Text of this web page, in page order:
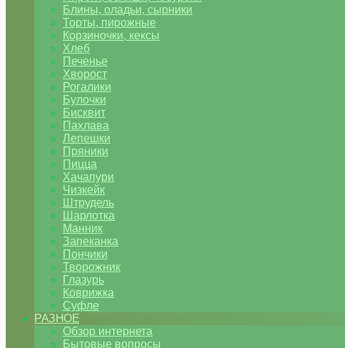
Блины, оладьи, сырники
Торты, пирожные
Корзиночки, кексы
Хлеб
Печенье
Хворост
Рогалики
Булочки
Бисквит
Пахлава
Лепешки
Пряники
Пицца
Хачапури
Чизкейк
Штрудель
Шарлотка
Манник
Запеканка
Пончики
Творожник
Глазурь
Коврижка
Суфле
РАЗНОЕ
Обзор интернета
Бытовые вопросы